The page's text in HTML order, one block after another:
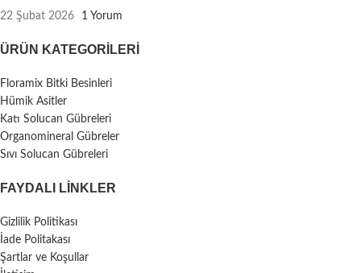
22 Şubat 2026 1 Yorum
ÜRÜN KATEGORILERI
Floramix Bitki Besinleri
Hümik Asitler
Katı Solucan Gübreleri
Organomineral Gübreler
Sıvı Solucan Gübreleri
FAYDALI LİNKLER
Gizlilik Politikası
İade Politakası
Şartlar ve Koşullar